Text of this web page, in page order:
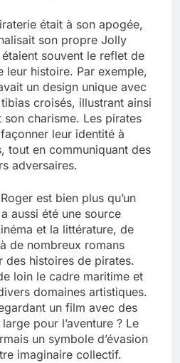
était à son apogée,
son propre Jolly
souvent le reflet de
leur histoire. Par exemple,
un design unique avec
croisés, illustrant ainsi
charisme. Les pirates
leur identité à
tout en communiquant des
adversaires.
est bien plus qu’un
aussi été une source
et la littérature, de
à de nombreux romans
des histoires de pirates.
loin le cadre maritime et
domaines artistiques.
un film avec des
pour l’aventure ? Le
un symbole d’évasion
imaginaire collectif.